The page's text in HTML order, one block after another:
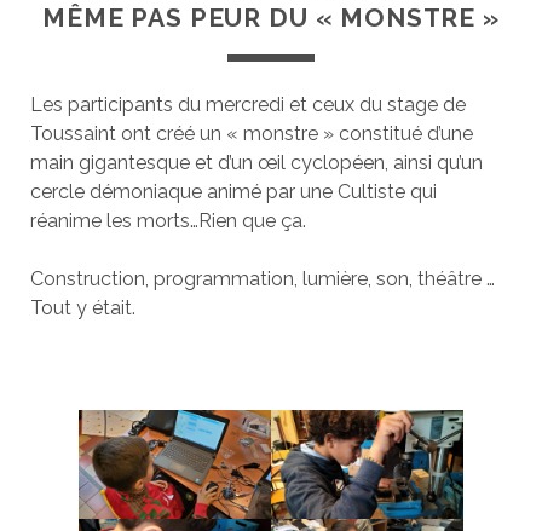
MÊME PAS PEUR DU « MONSTRE »
Les participants du mercredi et ceux du stage de
Toussaint ont créé un « monstre » constitué d’une
main gigantesque et d’un œil cyclopéen, ainsi qu’un
cercle démoniaque animé par une Cultiste qui
réanime les morts…Rien que ça.
Construction, programmation, lumière, son, théâtre …
Tout y était.